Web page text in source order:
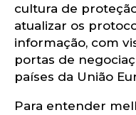
cultura de
atualizar os
informação, com
portas de
países da União
Para entender